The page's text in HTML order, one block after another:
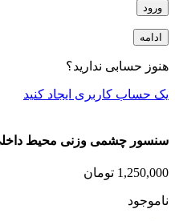
ورود
ادامه
هنوز حسابی ندارید؟
یک حساب کاربری ایجاد کنید
سنسور چشمی وزنی محیط داخلی
1,250,000 تومان
ناموجود